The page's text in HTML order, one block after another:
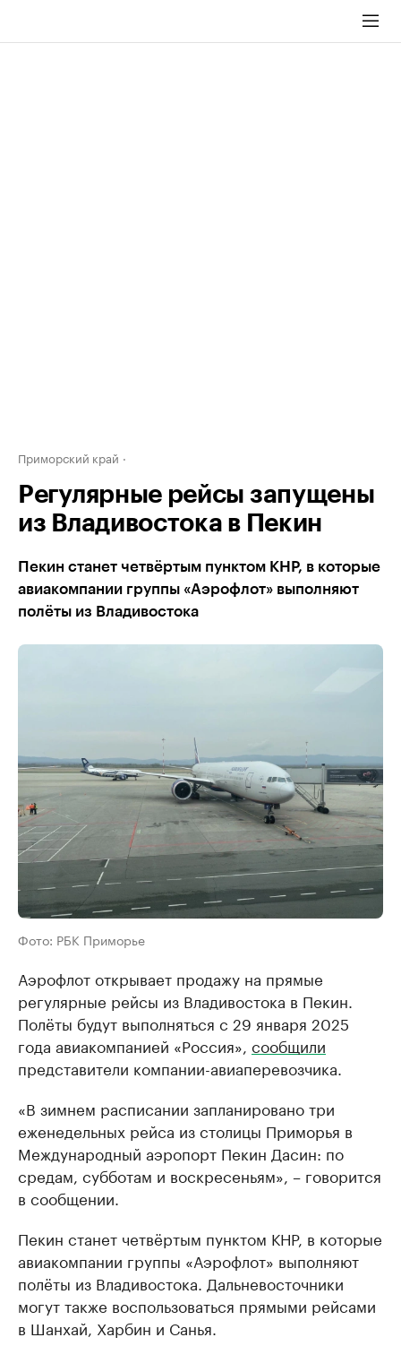
Приморский край
Регулярные рейсы запущены
из Владивостока в Пекин
Пекин станет четвёртым пунктом КНР, в которые
авиакомпании группы «Аэрофлот» выполняют
полёты из Владивостока
Фото: РБК Приморье
Аэрофлот открывает продажу на прямые
регулярные рейсы из Владивостока в Пекин.
Полёты будут выполняться с 29 января 2025
года авиакомпанией «Россия», сообщили
представители компании-авиаперевозчика.
«В зимнем расписании запланировано три
еженедельных рейса из столицы Приморья в
Международный аэропорт Пекин Дасин: по
средам, субботам и воскресеньям», – говорится
в сообщении.
Пекин станет четвёртым пунктом КНР, в которые
авиакомпании группы «Аэрофлот» выполняют
полёты из Владивостока. Дальневосточники
могут также воспользоваться прямыми рейсами
в Шанхай, Харбин и Санья.